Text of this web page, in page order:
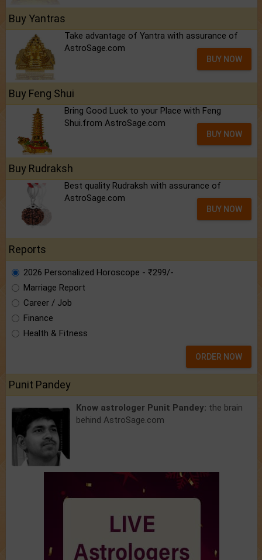
Buy Yantras
Take advantage of Yantra with assurance of
AstroSage.com
BUY NOW
Buy Feng Shui
Bring Good Luck to your Place with Feng
Shui.from AstroSage.com
BUY NOW
Buy Rudraksh
Best quality Rudraksh with assurance of
AstroSage.com
BUY NOW
Reports
2026 Personalized Horoscope - ₹299/-
Marriage Report
Career / Job
Finance
Health & Fitness
ORDER NOW
Punit Pandey
Know astrologer Punit Pandey: the brain
behind AstroSage.com